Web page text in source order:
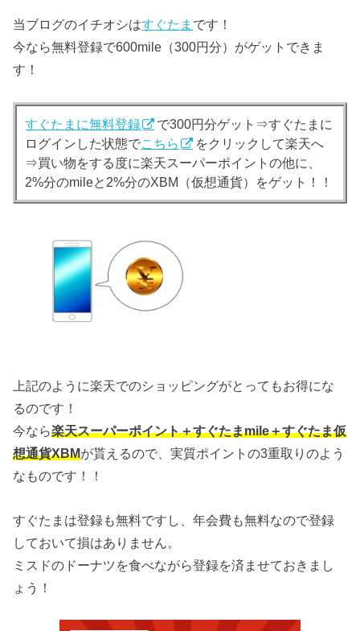
当ブログのイチオシはすぐたま です！
今なら無料登録で600mile（300円分）がゲットできま
す！
すぐたまに無料登録
で300円分ゲット⇒すぐたまに
ログインした状態でこちら
をクリックして楽天へ
⇒買い物をする度に楽天スーパーポイントの他に、
2%分のmileと2%分のXBM（仮想通貨）をゲット！！
上記のように楽天でのショッピングがとってもお得にな
るのです！
今なら楽天スーパーポイント＋すぐたまmile＋すぐたま仮
想通貨XBMが貰えるので、実質ポイントの3重取りのよう
なものです！！
すぐたまは登録も無料ですし、年会費も無料なので登録
しておいて損はありません。
ミスドのドーナツを食べながら登録を済ませておきまし
ょう！